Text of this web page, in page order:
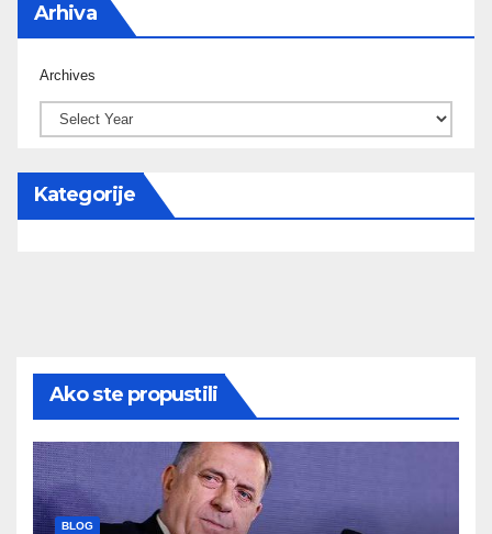
Arhiva
Archives
Kategorije
Ako ste propustili
BLOG